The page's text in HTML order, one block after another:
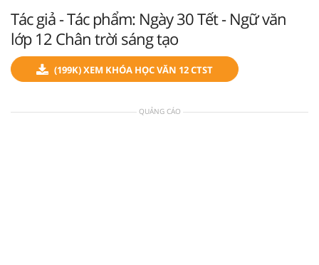
Tác giả - Tác phẩm: Ngày 30 Tết - Ngữ văn
lớp 12 Chân trời sáng tạo
(199K) XEM KHÓA HỌC VĂN 12 CTST
QUẢNG CÁO